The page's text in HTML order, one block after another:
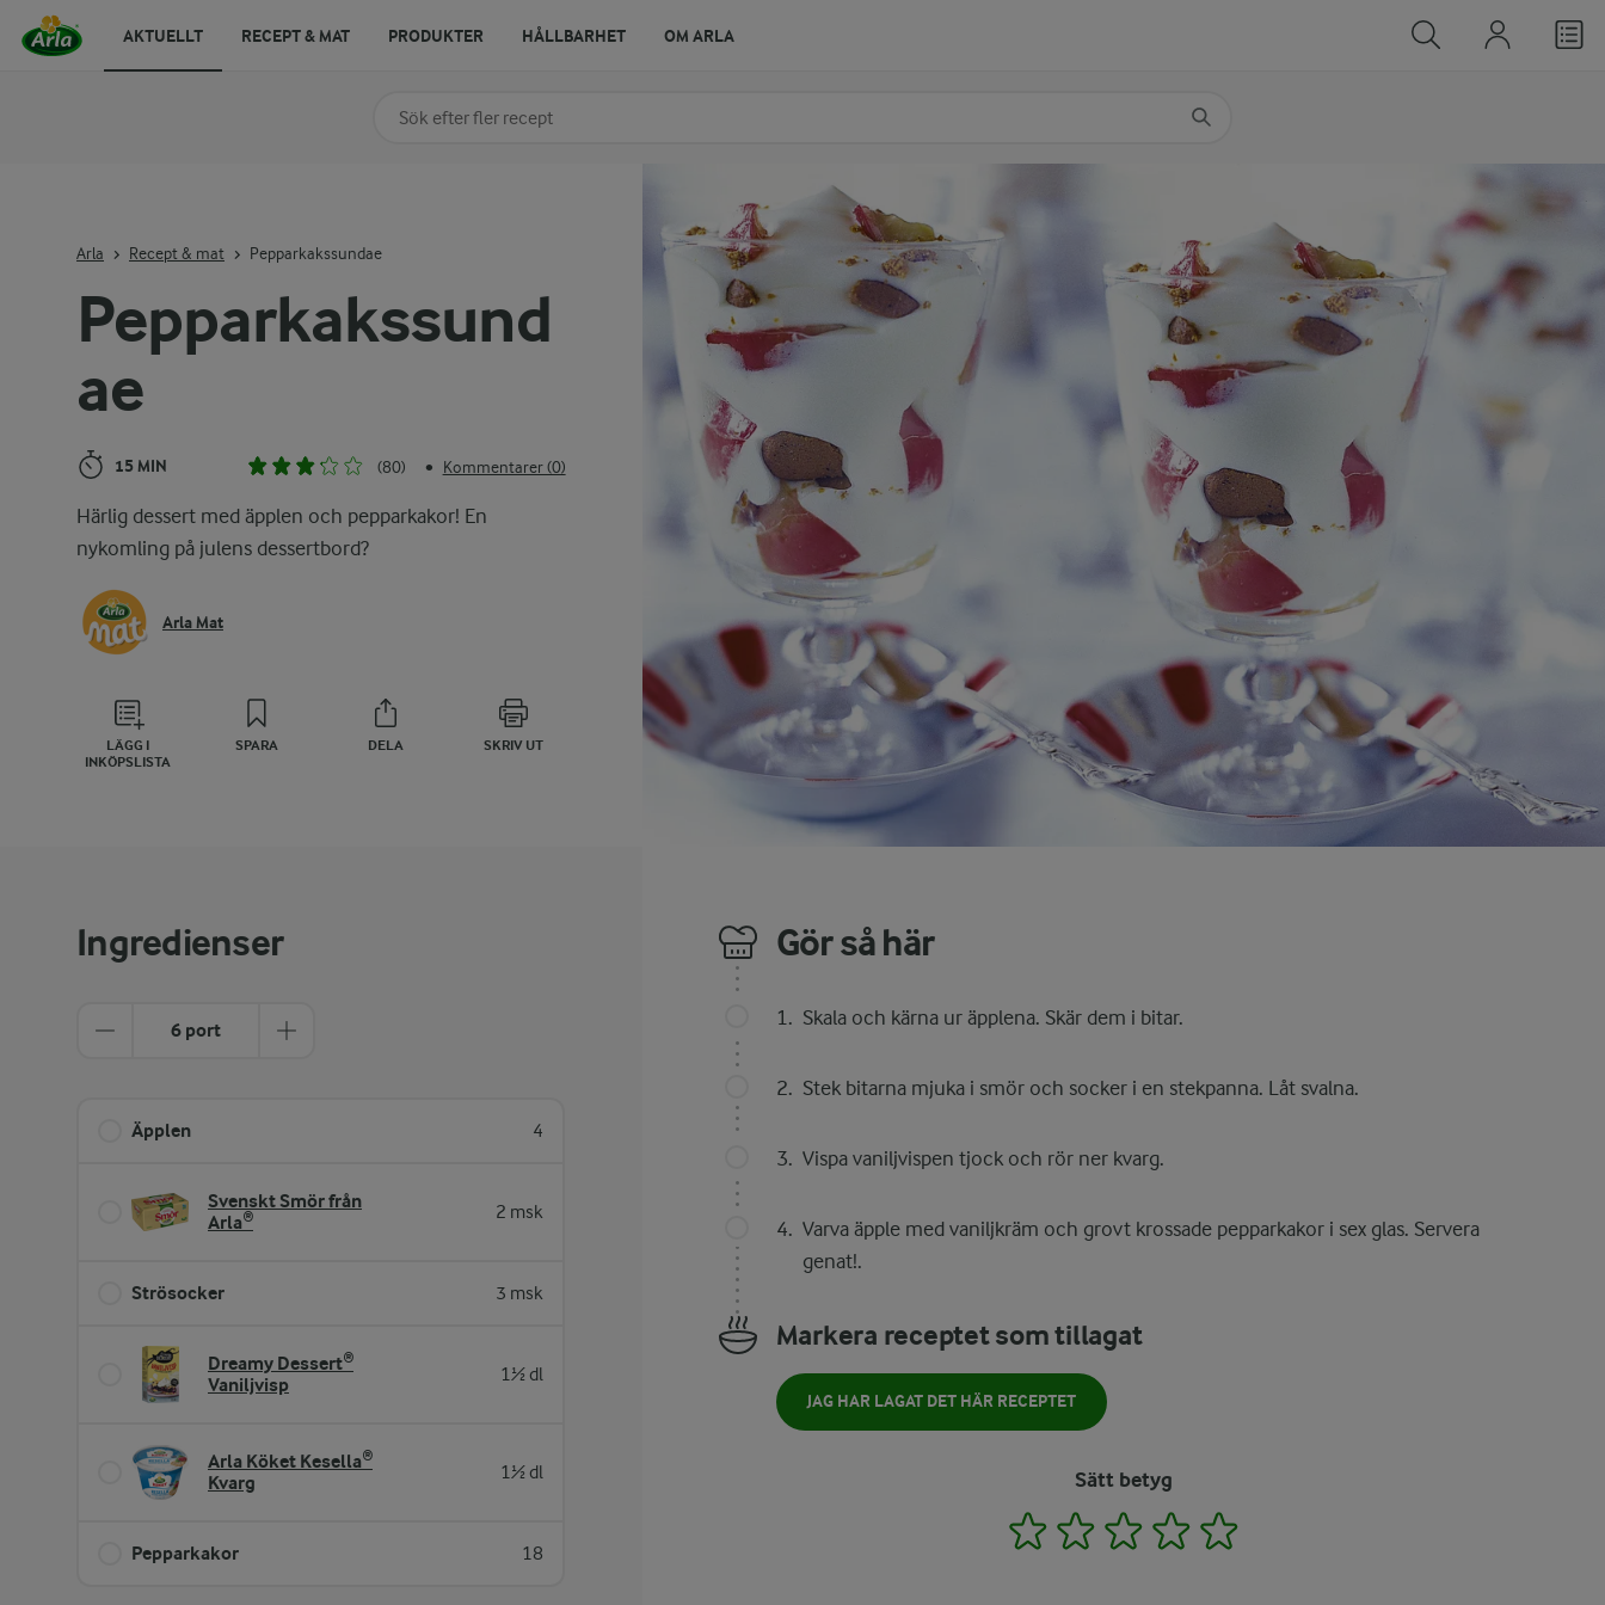
Pepparkakssund
ae
15 MIN (80) • Kommentarer (0)
Härlig dessert med äpplen och pepparkakor! En
nykomling på julens dessertbord?
Arla Mat
LÄGG I
INKÖPSLISTA
SPARA DELA SKRIV UT
Arla Recept & mat Pepparkakssundae
Ingredienser
6 port
Äpplen 4
Svenskt Smör från
Arla®
2 msk
Strösocker 3 msk
Dreamy Dessert®
Vaniljvisp
1½ dl
Arla Köket Kesella®
Kvarg
1½ dl
Pepparkakor 18
Gör så här
Skala och kärna ur äpplena. Skär dem i bitar.
Stek bitarna mjuka i smör och socker i en stekpanna. Låt svalna.
Vispa vaniljvispen tjock och rör ner kvarg.
Varva äpple med vaniljkräm och grovt krossade pepparkakor i sex glas. Servera
genat!.
Markera receptet som tillagat
JAG HAR LAGAT DET HÄR RECEPTET
Sätt betyg
1 2 3 4
Sök på kategori eller ingrediens
AKTUELLT RECEPT & MAT PRODUKTER HÅLLBARHET OM ARLA